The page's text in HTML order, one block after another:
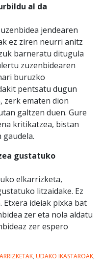
al da
jendearen
ez ziren neurri anitz
barneratu ditugula
zuzenbidearen
buruzko
pentsatu dugun
zerk ematen dion
galtzen duen. Gure
kritikatzea, bistan
gustatuko
elkarrizketa,
litzaidake. Ez
ideiak pixka bat
zer eta nola aldatu
zer espero
, UDAKO IKASTAROAK,